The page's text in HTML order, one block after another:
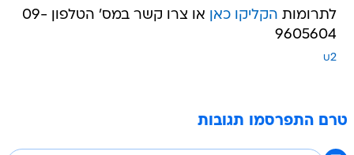
לתרומות הקליקו כאן
או צרו קשר במס' הטלפון 09-
9605604
u2
טרם התפרסמו תגובות